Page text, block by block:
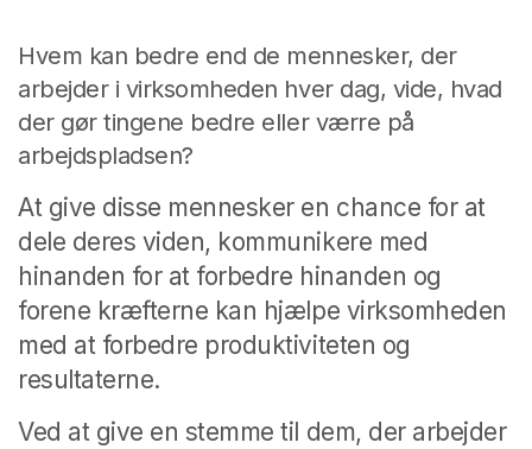
Hvem kan bedre end de mennesker, der
arbejder i virksomheden hver dag, vide, hvad
der gør tingene bedre eller værre på
arbejdspladsen?
At give disse mennesker en chance for at
dele deres viden, kommunikere med
hinanden for at forbedre hinanden og
forene kræfterne kan hjælpe virksomheden
med at forbedre produktiviteten og
resultaterne.
Ved at give en stemme til dem, der arbejder